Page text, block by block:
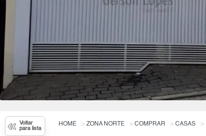
Voltar
para lista
HOME ZONA NORTE COMPRAR CASAS